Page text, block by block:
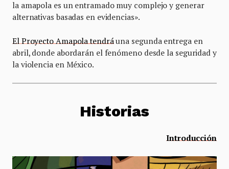
la amapola es un entramado muy complejo y generar
alternativas basadas en evidencias».
El Proyecto Amapola tendráuna segunda entrega en
abril, donde abordarán el fenómeno desde la seguridad y
la violencia en México.
Historias
Introducción